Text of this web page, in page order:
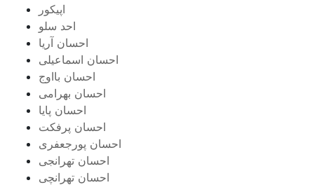
اپیکور
احد سلو
احسان آریا
احسان اسماعیلی
احسان بااوج
احسان بهرامی
احسان پایا
احسان پرفکت
احسان پورجعفری
احسان تهرانجی
احسان تهرانچی